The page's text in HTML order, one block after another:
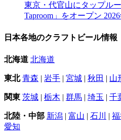
東京・代官山にタップル
Taproom」をオープン
日本各地のクラフトビール情報
北海道 北海道
東北 青森 | 岩手 | 宮城 | 秋田 | 山
関東 茨城 | 栃木 | 群馬 | 埼玉 | 千
北陸・中部 新潟 | 富山 | 石川 |
愛知